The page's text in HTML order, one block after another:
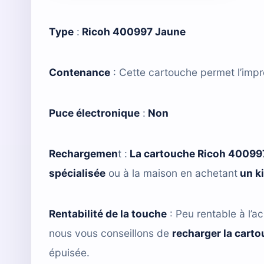
Type : Ricoh 400997 Jaune
Contenance : Cette cartouche permet
Puce électronique : Non
Rechargement : La cartouche Ricoh
spécialisée ou à la maison en achetant un
Rentabilité de la touche : Peu rentable à
nous vous conseillons de recharger la
épuisée.